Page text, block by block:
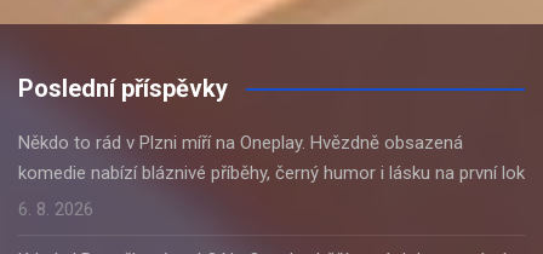
Poslední příspěvky
Někdo to rád v Plzni míří na Oneplay. Hvězdně obsazená
komedie nabízí bláznivé příběhy, černý humor i lásku na první lok
6. 8. 2026